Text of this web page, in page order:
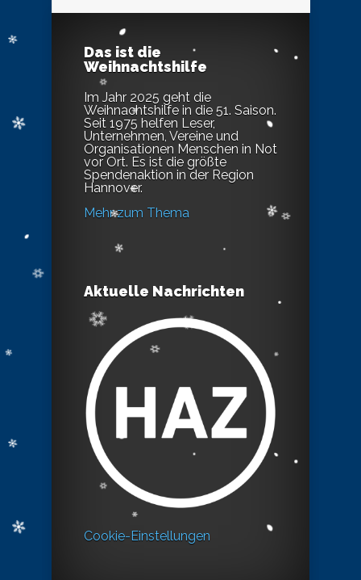
Das ist die
Weihnachtshilfe
Im Jahr 2025 geht die
Weihnachtshilfe in die 51. Saison.
Seit 1975 helfen Leser,
Unternehmen, Vereine und
Organisationen Menschen in Not
vor Ort. Es ist die größte
Spendenaktion in der Region
Hannover.
Mehr zum Thema
Aktuelle Nachrichten
Cookie-Einstellungen